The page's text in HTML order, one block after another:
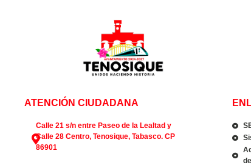
ATENCIÓN CIUDADANA
Calle 21 s/n entre Paseo de la Lealtad y
Calle 28 Centro, Tenosique, Tabasco. CP
86901